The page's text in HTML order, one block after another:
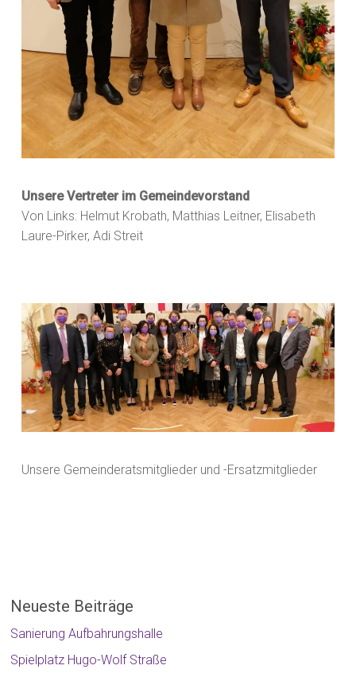
Unsere Vertreter im Gemeindevorstand
Von Links: Helmut Krobath, Matthias Leitner, Elisabeth
Laure-Pirker, Adi Streit
Unsere Gemeinderatsmitglieder und -Ersatzmitglieder
Neueste Beiträge
Sanierung Aufbahrungshalle
Spielplatz Hugo-Wolf Straße